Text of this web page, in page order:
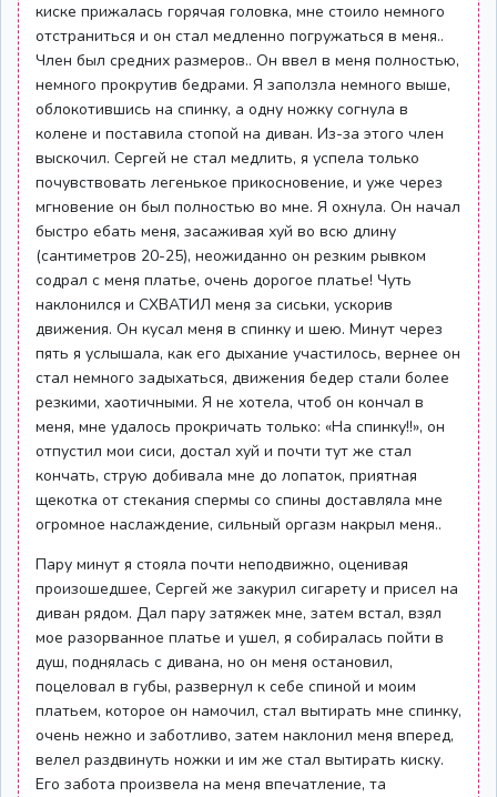
киске прижалась горячая головка, мне стоило немного
отстраниться и он стал медленно погружаться в меня..
Член был средних размеров.. Он ввел в меня полностью,
немного прокрутив бедрами. Я заползла немного выше,
облокотившись на спинку, а одну ножку согнула в
колене и поставила стопой на диван. Из-за этого член
выскочил. Сергей не стал медлить, я успела только
почувствовать легенькое прикосновение, и уже через
мгновение он был полностью во мне. Я охнула. Он начал
быстро ебать меня, засаживая хуй во всю длину
(сантиметров 20-25), неожиданно он резким рывком
содрал с меня платье, очень дорогое платье! Чуть
наклонился и СХВАТИЛ меня за сиськи, ускорив
движения. Он кусал меня в спинку и шею. Минут через
пять я услышала, как его дыхание участилось, вернее он
стал немного задыхаться, движения бедер стали более
резкими, хаотичными. Я не хотела, чтоб он кончал в
меня, мне удалось прокричать только: «На спинку!!», он
отпустил мои сиси, достал хуй и почти тут же стал
кончать, струю добивала мне до лопаток, приятная
щекотка от стекания спермы со спины доставляла мне
огромное наслаждение, сильный оргазм накрыл меня..
Пару минут я стояла почти неподвижно, оценивая
произошедшее, Сергей же закурил сигарету и присел на
диван рядом. Дал пару затяжек мне, затем встал, взял
мое разорванное платье и ушел, я собиралась пойти в
душ, поднялась с дивана, но он меня остановил,
поцеловал в губы, развернул к себе спиной и моим
платьем, которое он намочил, стал вытирать мне спинку,
очень нежно и заботливо, затем наклонил меня вперед,
велел раздвинуть ножки и им же стал вытирать киску.
Его забота произвела на меня впечатление, та